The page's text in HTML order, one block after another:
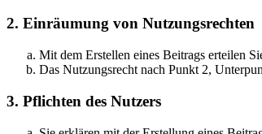
2. Einräumung von Nutzungsrechten
Mit dem Erstellen eines Beitrags erteilen
Das Nutzungsrecht nach Punkt 2,
3. Pflichten des Nutzers